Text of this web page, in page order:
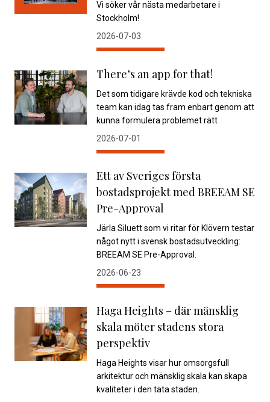
Vi söker vår nästa medarbetare i
Stockholm!
2026-07-03
There’s an app for that!
Det som tidigare krävde kod och tekniska
team kan idag tas fram enbart genom att
kunna formulera problemet rätt
2026-07-01
Ett av Sveriges första
bostadsprojekt med BREEAM SE
Pre-Approval
Järla Siluett som vi ritar för Klövern testar
något nytt i svensk bostadsutveckling:
BREEAM SE Pre-Approval.
2026-06-23
Haga Heights – där mänsklig
skala möter stadens stora
perspektiv
Haga Heights visar hur omsorgsfull
arkitektur och mänsklig skala kan skapa
kvaliteter i den täta staden.